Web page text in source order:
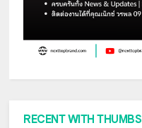
RECENT WITH THUMBS